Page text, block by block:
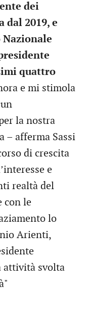
dei
dal 2019, e
quattro
e mi stimola
la nostra
– afferma Sassi
di crescita
e
realtà del
con le
lo
Arienti,
attività svolta